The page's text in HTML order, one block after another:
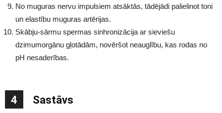
No muguras nervu impulsiem atsāktās, tādējādi palielinot toni
un elastību muguras artērijas.
Skābju-sārmu spermas sinhronizācija ar sieviešu
dzimumorgānu gļotādām, novēršot neauglību, kas rodas no
pH nesaderības.
4 Sastāvs